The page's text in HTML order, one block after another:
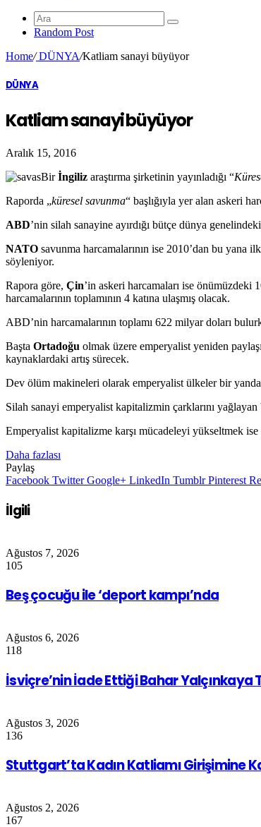
Random Post
Home/DÜNYA/Katliam sanayi büyüyor
DÜNYA
Katliam sanayi büyüyor
Aralık 15, 2016
Birİngiliz araştırma şirketinin yayınladığı “
Raporda „küresel savunma“ başlığıyla yer alan askeri
ABD’nin silah sanayine ayırdığı bütçe dünya genelindeki
NATO savunma harcamalarının ise 2010’dan bu yana
söyleniyor.
Rapora göre, Çin’in askeri harcamaları ise önümüzdeki
harcamalarının toplamının 4 katına ulaşmış olacak.
ABD’nin harcamalarının toplamı 622 milyar doları
Başta Ortadoğu olmak üzere emperyalist yeniden
kaynaklardaki artış sürecek.
Dev ölüm makineleri olarak emperyalist ülkeler bir
Silah sanayi emperyalist kapitalizmin çarklarını
Emperyalist kapitalizme karşı mücadeleyi yükseltmek
Daha fazlası
Paylaş
Facebook Twitter Google+ LinkedIn Tumblr Pinterest
İlgili
Ağustos 7, 2026
105
Beş çocuğu ile ‘deport kampı’nda
Ağustos 6, 2026
118
İsviçre’nin İade Ettiği Bahar Yalçınkaya
Ağustos 3, 2026
136
Stuttgart’ta Kadın Katliamı Girişimine
Ağustos 2, 2026
167